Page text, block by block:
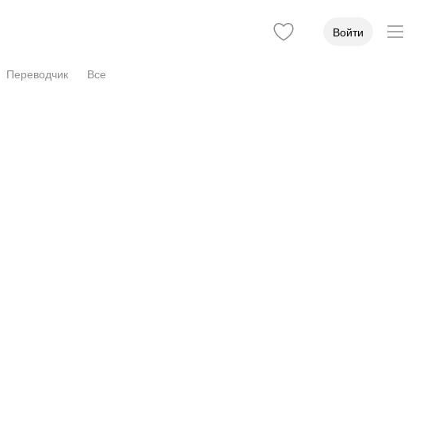
Войти
Переводчик Все